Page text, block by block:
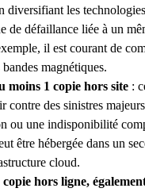
diversifiant les
de défaillance liée à un
il est courant de
magnétiques.
moins 1 copie hors site :
contre des sinistres
ou une indisponibilité
être hébergée dans un
cloud.
copie hors ligne,